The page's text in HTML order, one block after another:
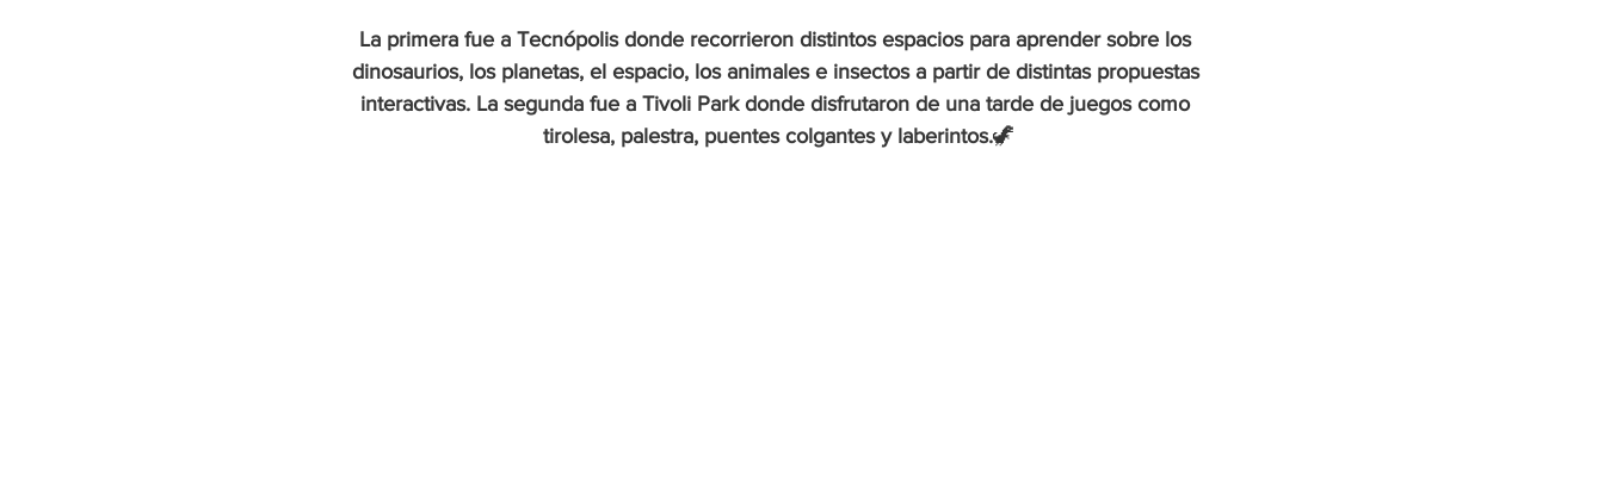
La primera fue a Tecnópolis donde recorrieron distintos espacios para aprender sobre los
dinosaurios, los planetas, el espacio, los animales e insectos a partir de distintas propuestas
interactivas. La segunda fue a Tivoli Park donde disfrutaron de una tarde de juegos como
tirolesa, palestra, puentes colgantes y laberintos.🦖